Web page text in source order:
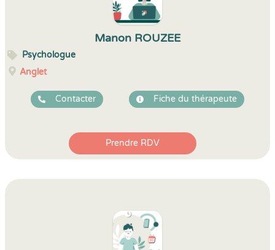
Manon ROUZEE
Psychologue
Anglet
Contacter Fiche du thérapeute
Prendre RDV